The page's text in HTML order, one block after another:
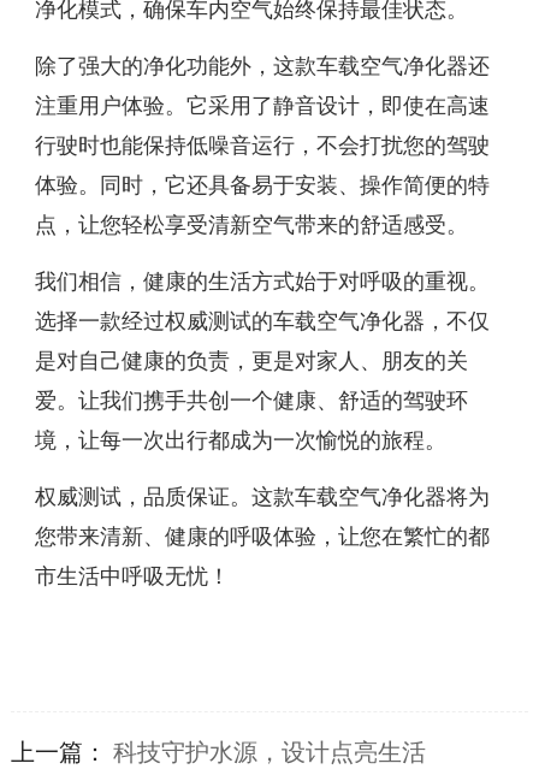
净化模式，确保车内空气始终保持最佳状态。
除了强大的净化功能外，这款车载空气净化器还
注重用户体验。它采用了静音设计，即使在高速
行驶时也能保持低噪音运行，不会打扰您的驾驶
体验。同时，它还具备易于安装、操作简便的特
点，让您轻松享受清新空气带来的舒适感受。
我们相信，健康的生活方式始于对呼吸的重视。
选择一款经过权威测试的车载空气净化器，不仅
是对自己健康的负责，更是对家人、朋友的关
爱。让我们携手共创一个健康、舒适的驾驶环
境，让每一次出行都成为一次愉悦的旅程。
权威测试，品质保证。这款车载空气净化器将为
您带来清新、健康的呼吸体验，让您在繁忙的都
市生活中呼吸无忧！
上一篇： 科技守护水源，设计点亮生活